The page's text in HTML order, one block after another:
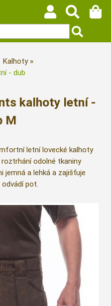
Kalhoty
- dub
kalhoty letní -
M
letní lovecké kalhoty
odolné tkaniny
jemná a lehká a zajišťuje
pot.